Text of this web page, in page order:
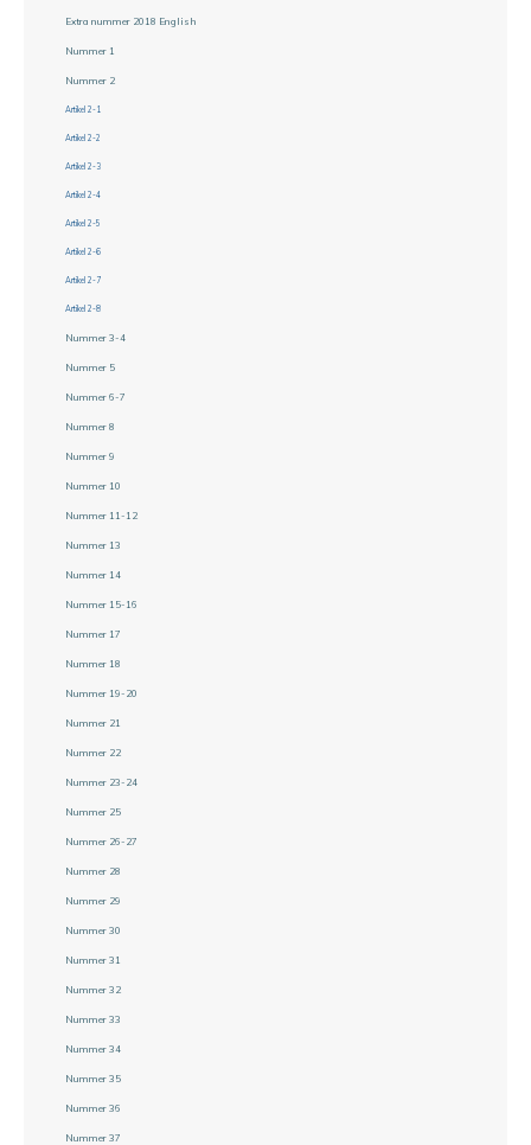
Extra nummer 2018 English
Nummer 1
Nummer 2
Artikel 2-1
Artikel 2-2
Artikel 2-3
Artikel 2-4
Artikel 2-5
Artikel 2-6
Artikel 2-7
Artikel 2-8
Nummer 3-4
Nummer 5
Nummer 6-7
Nummer 8
Nummer 9
Nummer 10
Nummer 11-12
Nummer 13
Nummer 14
Nummer 15-16
Nummer 17
Nummer 18
Nummer 19-20
Nummer 21
Nummer 22
Nummer 23-24
Nummer 25
Nummer 26-27
Nummer 28
Nummer 29
Nummer 30
Nummer 31
Nummer 32
Nummer 33
Nummer 34
Nummer 35
Nummer 36
Nummer 37